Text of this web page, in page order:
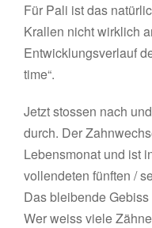
Für Pali ist das
Krallen nicht wirklich
Entwicklungsverlauf
time“.
Jetzt stossen nach
durch. Der
Lebensmonat und ist
vollendeten fünften /
Das bleibende
Wer weiss viele